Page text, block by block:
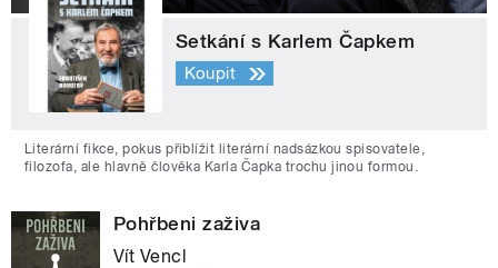
Setkání s Karlem Čapkem
Koupit
Literární fikce, pokus přiblížit literární nadsázkou spisovatele,
filozofa, ale hlavně člověka Karla Čapka trochu jinou formou.
Pohřbeni zaživa
Vít Vencl